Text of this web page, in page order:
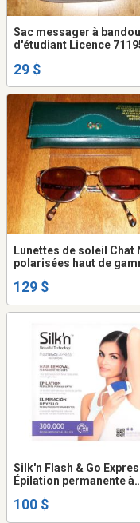
Sac messager à
d'étudiant Licence
portable / porte
29 $
Lunettes de soleil Chat
polarisées haut de
Victoriaville
129 $
Silk'n Flash & Go
Épilation permanente à
système d'épilation
100 $